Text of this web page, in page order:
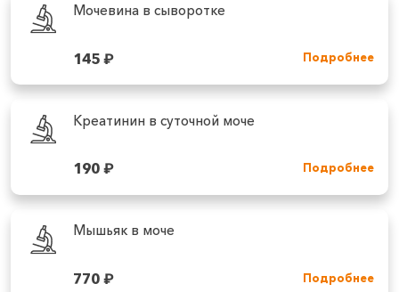
Мочевина в сыворотке
145₽ Подробнее
Креатинин в суточной моче
190₽ Подробнее
Мышьяк в моче
770₽ Подробнее